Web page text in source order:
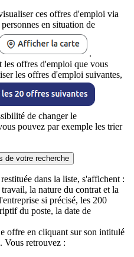
ces offres d'emploi via
en situation de
.
les offres d'emploi que vous
les offres d'emploi suivantes,
de changer le
pouvez par exemple les trier
de votre recherche
dans la liste, s'affichent :
la nature du contrat et la
si précisé, les 200
du poste, la date de
offre en cliquant sur son intitulé
Vous retrouvez :